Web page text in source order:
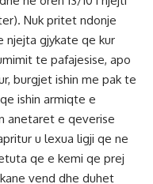
Nuk pritet ndonje
njejta gjykate qe kur
te pafajesise, apo
burgjet ishin me pak te
ishin armiqte e
anetaret e qeverise
u lexua ligji qe ne
qe e kemi qe prej
vend dhe duhet